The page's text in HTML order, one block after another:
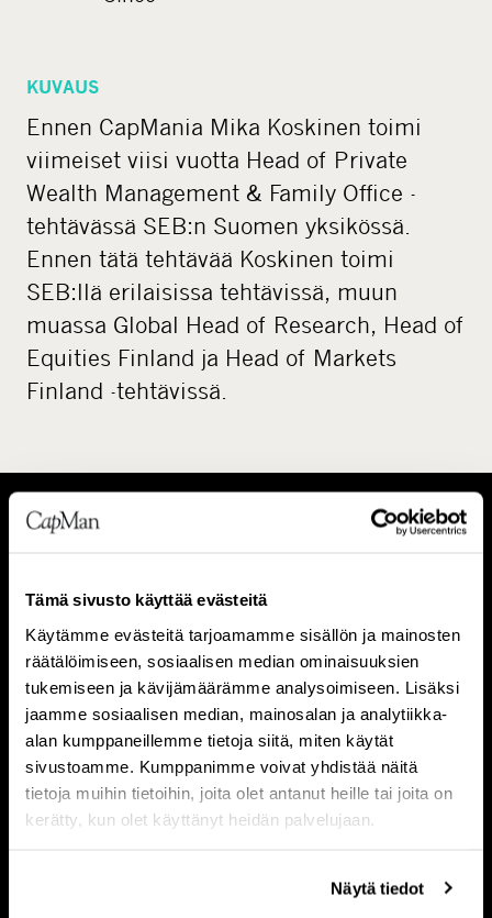
Tämä sivusto käyttää evästeitä
Käytämme evästeitä tarjoamamme sisällön ja mainosten
räätälöimiseen, sosiaalisen median ominaisuuksien
tukemiseen ja kävijämäärämme analysoimiseen. Lisäksi
jaamme sosiaalisen median, mainosalan ja analytiikka-
alan kumppaneillemme tietoja siitä, miten käytät
sivustoamme. Kumppanimme voivat yhdistää näitä
tietoja muihin tietoihin, joita olet antanut heille tai joita on
kerätty, kun olet käyttänyt heidän palvelujaan.
Näytä tiedot
KUVAUS
Ennen CapMania Mika Koskinen toimi
viimeiset viisi vuotta Head of Private
Wealth Management & Family Office -
tehtävässä SEB:n Suomen yksikössä.
Ennen tätä tehtävää Koskinen toimi
SEB:llä erilaisissa tehtävissä, muun
muassa Global Head of Research, Head of
Equities Finland ja Head of Markets
Finland -tehtävissä.
e
t
o
a
m
e
i
s
Tietoa meistä
m
i
s
e
Ihmiset
V
i
s
i
Visio & strategia
L
i
i
k
Liiketoimintamalli